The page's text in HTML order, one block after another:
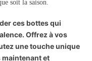
soit la saison.
ces bottes qui
Offrez à vos
une touche unique
maintenant et